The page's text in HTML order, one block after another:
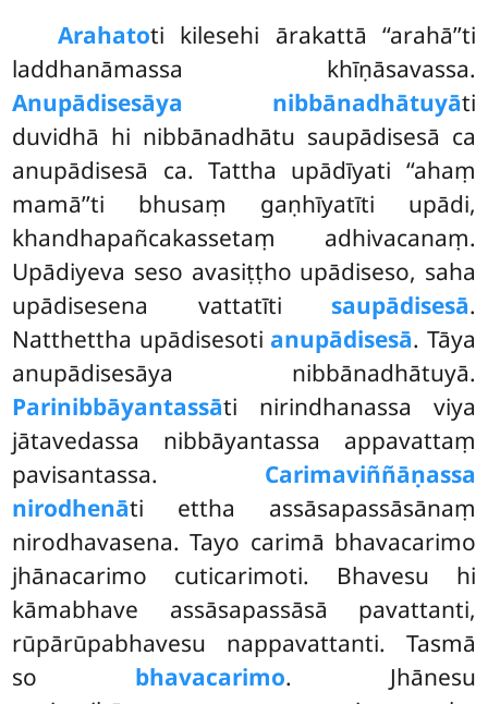
Arahatoti kilesehi ārakattā ‘‘arahā’’ti
laddhanāmassa khīṇāsavassa.
Anupādisesāya nibbānadhātuyāti
duvidhā hi nibbānadhātu saupādisesā ca
anupādisesā ca. Tattha upādīyati ‘‘ahaṃ
mamā’’ti bhusaṃ gaṇhīyatīti upādi,
khandhapañcakassetaṃ adhivacanaṃ.
Upādiyeva seso avasiṭṭho upādiseso, saha
upādisesena vattatīti saupādisesā.
Natthettha upādisesoti anupādisesā. Tāya
anupādisesāya nibbānadhātuyā.
Parinibbāyantassāti nirindhanassa viya
jātavedassa nibbāyantassa appavattaṃ
pavisantassa. Carimaviññāṇassa
nirodhenāti ettha assāsapassāsānaṃ
nirodhavasena. Tayo carimā bhavacarimo
jhānacarimo cuticarimoti. Bhavesu hi
kāmabhave assāsapassāsā pavattanti,
rūpārūpabhavesu nappavattanti. Tasmā
so bhavacarimo. Jhānesu